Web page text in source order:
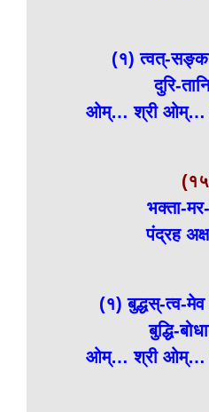
(१) त्वत्-
दुरि-
ओम्… श्री ओम्…
भक्ता-
पंद्रह
(१) बुद्धस्-त्व-मेव
बुद्धि-
ओम्… श्री ओम्…